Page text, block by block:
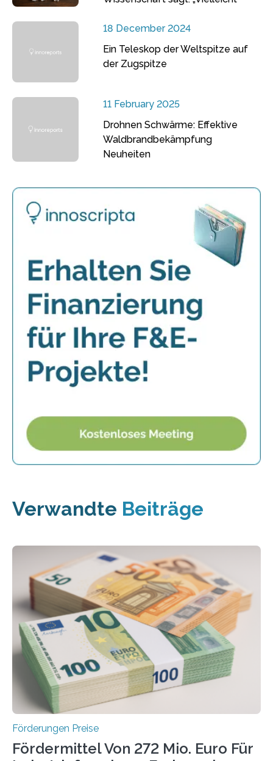
18 December 2024
Ein Teleskop der Weltspitze auf
der Zugspitze
11 February 2025
Drohnen Schwärme: Effektive
Waldbrandbekämpfung
Neuheiten
Verwandte Beiträge
Förderungen Preise
Fördermittel Von 272 Mio. Euro Für